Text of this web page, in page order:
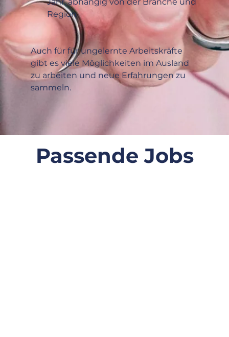
Region
Auch für für ungelernte Arbeitskräfte
gibt es viele Möglichkeiten im Ausland
zu arbeiten und neue Erfahrungen zu
sammeln.
Passende Jobs